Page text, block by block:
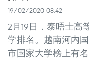
19/02/2020 08:42
2月19日，泰晤士高
学排名。越南河内
市国家大学榜上有名